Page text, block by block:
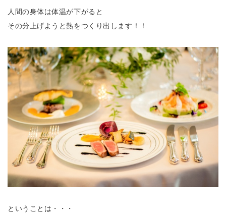
人間の身体は体温が下がると
その分上げようと熱をつくり出します！！
ということは・・・